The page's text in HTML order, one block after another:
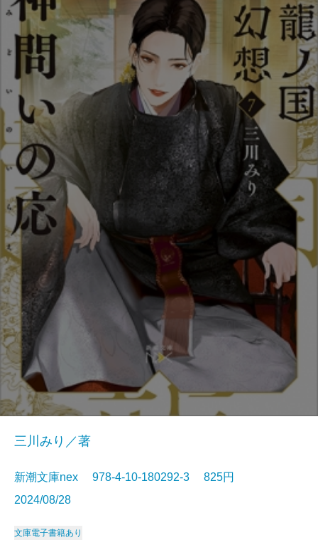
三川みり／著
新潮文庫nex 978-4-10-180292-3 825円
2024/08/28
文庫電子書籍あり